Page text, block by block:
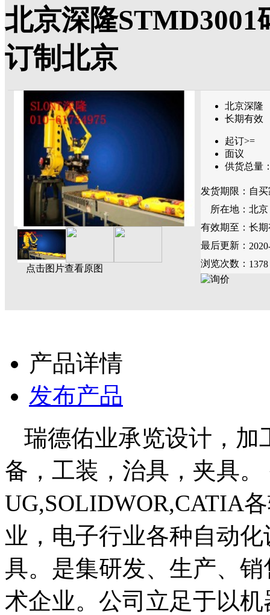
北京深隆
订制北京
点击图片查看原图
北京深隆
长期有效
起订>=
面议
供货总量
发货期限： 自
所在地： 北京
有效期至： 长
最后更新：
浏览次数： 1378
产品详情
发布产品
瑞德佑业承览设计，加
备，工装，治具，夹具。
UG,SOLIDWOR,CATIA
业，电子行业各种自动
具。 是集研发、生产、
术企业。公司立足于以